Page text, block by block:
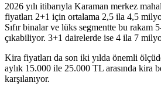
2026 yılı itibarıyla Karaman merkez
fiyatları 2+1 için ortalama 2,5 ila 4,5
Sıfır binalar ve lüks segmentte bu
çıkabiliyor. 3+1 dairelerde ise 4 ila 7
Kira fiyatları da son iki yılda önemli
aylık 15.000 ile 25.000 TL arasında kira
karşılanıyor.